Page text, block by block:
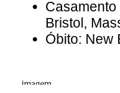
Casamento
Bristol,
Óbito: New